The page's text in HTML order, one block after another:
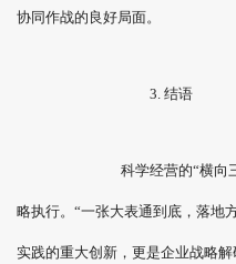
协同作战的良好局面。
3. 结语
科学经营的“横向
略执行。“一张大表通到底，落地
实践的重大创新，更是企业战略